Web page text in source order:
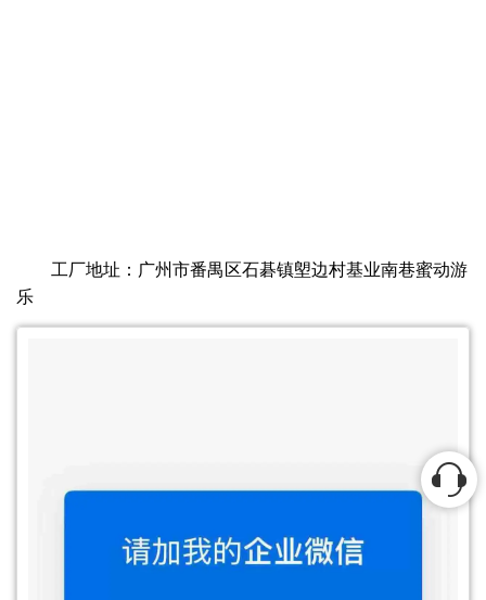
工厂地址：广州市番禺区石碁镇塱边村基业南巷蜜动游
乐